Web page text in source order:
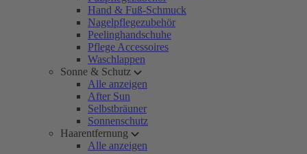
Hand & Fuß-Schmuck
Nagelpflegezubehör
Peelinghandschuhe
Pflege Accessoires
Waschlappen
Sonne & Schutz
Alle anzeigen
After Sun
Selbstbräuner
Sonnenschutz
Haarentfernung
Alle anzeigen